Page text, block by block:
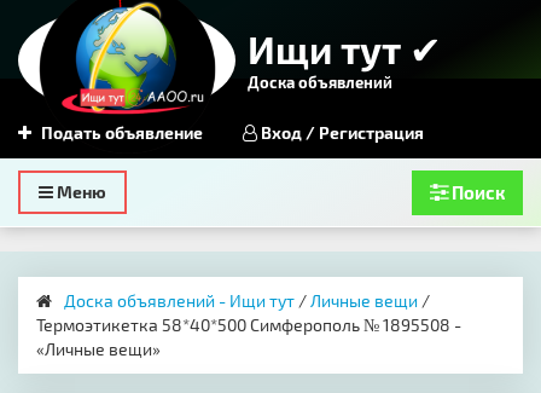
Ищи тут ✔
Доска объявлений
Подать объявление Вход / Регистрация
Toggle
navigation
Меню Поиск
Доска объявлений - Ищи тут /Личные вещи /
Термоэтикетка 58*40*500 Симферополь № 1895508 -
«Личные вещи»